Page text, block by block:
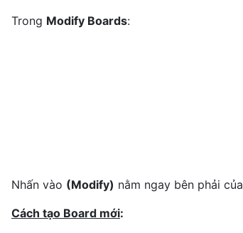
Trong Modify Boards:
Nhấn vào (Modify) nằm ngay bên phải của
Cách tạo Board mới: